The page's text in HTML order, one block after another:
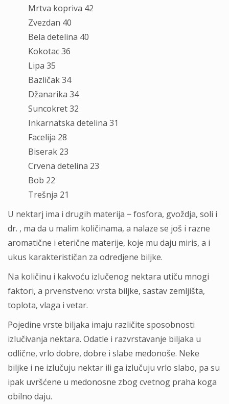
Mrtva kopriva 42
Zvezdan 40
Bela detelina 40
Kokotac 36
Lipa 35
Bazličak 34
Džanarika 34
Suncokret 32
Inkarnatska detelina 31
Facelija 28
Biserak 23
Crvena detelina 23
Bob 22
Trešnja 21
U nektarj ima i drugih materija − fosfora, gvoždja, soli i
dr. , ma da u malim količinama, a nalaze se još i razne
aromatične i eterične materije, koje mu daju miris, a i
ukus karakterističan za odredjene biljke.
Na količinu i kakvoću izlučenog nektara utiču mnogi
faktori, a prvenstveno: vrsta biljke, sastav zemljišta,
toplota, vlaga i vetar.
Pojedine vrste biljaka imaju različite sposobnosti
izlučivanja nektara. Odatle i razvrstavanje biljaka u
odlične, vrlo dobre, dobre i slabe medonoše. Neke
biljke i ne izlučuju nektar ili ga izlučuju vrlo slabo, pa su
ipak uvršćene u medonosne zbog cvetnog praha koga
obilno daju.